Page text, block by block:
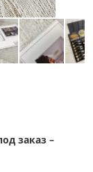
заказ –